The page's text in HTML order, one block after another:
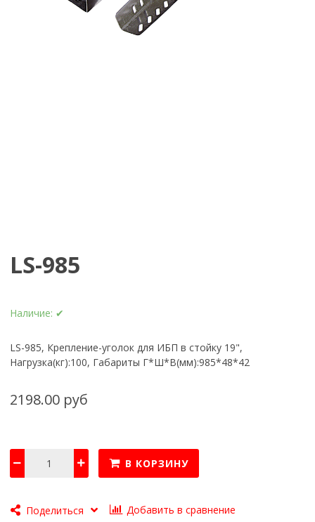
LS-985
Наличие: ✔
LS-985, Крепление-уголок для ИБП в стойку 19",
Нагрузка(кг):100, Габариты Г*Ш*В(мм):985*48*42
2198.00 руб
В КОРЗИНУ
Поделиться Добавить в сравнение